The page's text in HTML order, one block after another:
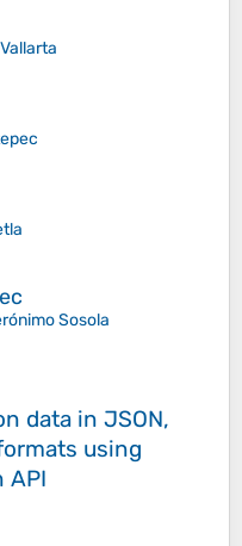
Sosola
data in JSON,
using
API